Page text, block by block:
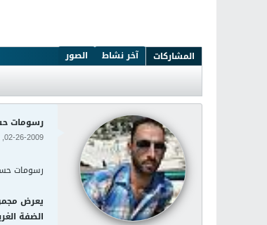
المشاركات آخر نشاط الصور
رسومات
02-26-2009, 06:54 PM
رسومات
يعرض
الضفة